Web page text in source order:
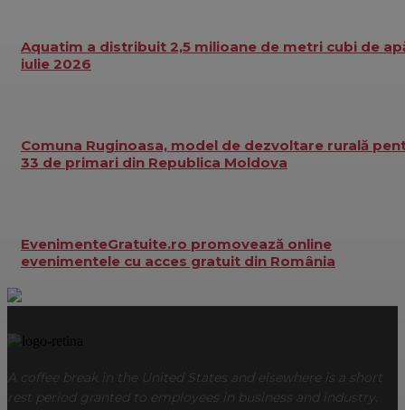
Aquatim a distribuit 2,5 milioane de metri cubi de
iulie 2026
Comuna Ruginoasa, model de dezvoltare rurală
33 de primari din Republica Moldova
EvenimenteGratuite.ro promovează online
evenimentele cu acces gratuit din România
A coffee break in the United States and elsewhere is a short
rest period granted to employees in business and industry.